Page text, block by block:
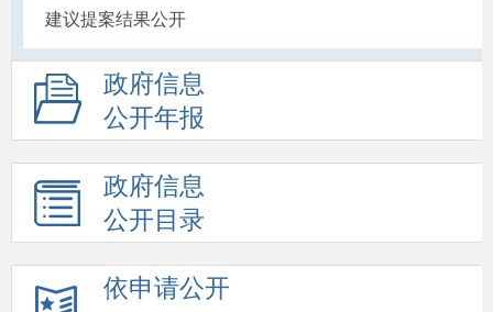
建议提案结果公开
政府信息
公开年报
政府信息
公开目录
依申请公开